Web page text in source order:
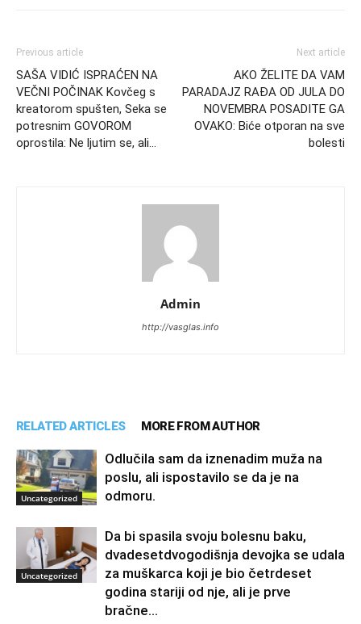
Previous article
SAŠA VIDIĆ ISPRAĆEN NA
VEČNI POČINAK Kovčeg s
kreatorom spušten, Seka se
potresnim GOVOROM
oprostila: Ne ljutim se, ali…
Next article
AKO ŽELITE DA VAM
PARADAJZ RAĐA OD JULA DO
NOVEMBRA POSADITE GA
OVAKO: Biće otporan na sve
bolesti
Admin
http://vasglas.info
RELATED ARTICLES MORE FROM AUTHOR
Uncategorized
Odlučila sam da iznenadim muža na
poslu, ali ispostavilo se da je na
odmoru.
Uncategorized
Da bi spasila svoju bolesnu baku,
dvadesetdvogodišnja devojka se udala
za muškarca koji je bio četrdeset
godina stariji od nje, ali je prve
bračne...